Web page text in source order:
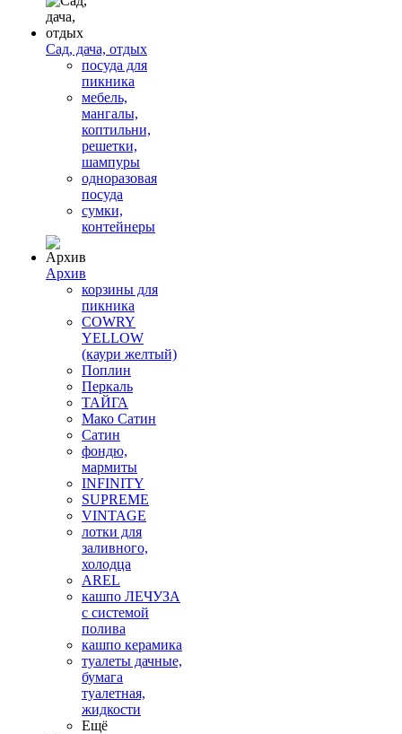
Сад, дача, отдых
посуда для
пикника
мебель,
мангалы,
коптильни,
решетки,
шампуры
одноразовая
посуда
сумки,
контейнеры
Архив
корзины для
пикника
COWRY
YELLOW
(каури желтый)
Поплин
Перкаль
ТАЙГА
Мако Сатин
Сатин
фондю,
мармиты
INFINITY
SUPREME
VINTAGE
лотки для
заливного,
холодца
AREL
кашпо ЛЕЧУЗА
с системой
полива
кашпо керамика
туалеты дачные,
бумага
туалетная,
жидкости
Ещё